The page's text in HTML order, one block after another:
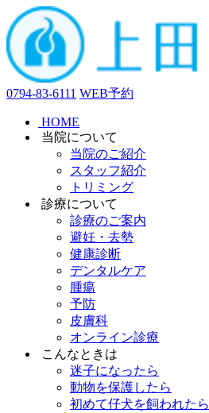
0794-83-6111 WEB予約
HOME
当院について
当院のご紹介
スタッフ紹介
トリミング
診療について
診療のご案内
避妊・去勢
健康診断
デンタルケア
腫瘍
予防
皮膚科
オンライン診療
こんなときは
迷子になったら
動物を保護したら
初めて仔犬を飼われたら